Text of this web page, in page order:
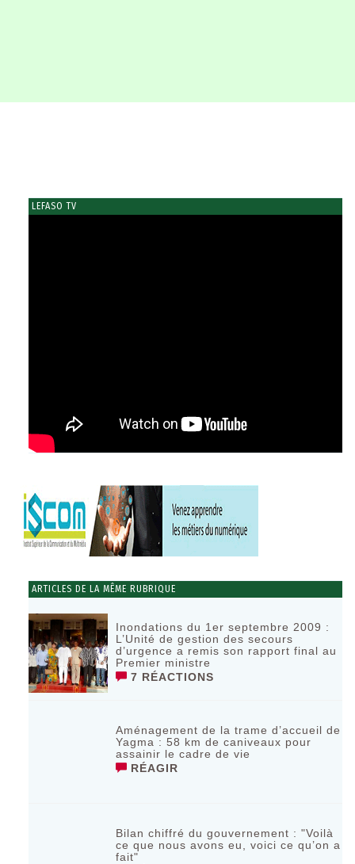
LEFASO TV
ARTICLES DE LA MÊME RUBRIQUE
Inondations du 1er septembre 2009 :
L’Unité de gestion des secours
d’urgence a remis son rapport final au
Premier ministre
7 RÉACTIONS
Aménagement de la trame d’accueil de
Yagma : 58 km de caniveaux pour
assainir le cadre de vie
RÉAGIR
Bilan chiffré du gouvernement : "Voilà
ce que nous avons eu, voici ce qu’on a
fait"